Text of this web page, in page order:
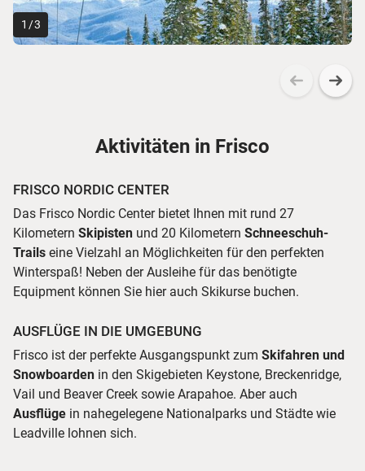
1 /3
Aktivitäten in Frisco
FRISCO NORDIC CENTER
Das Frisco Nordic Center bietet Ihnen mit rund 27
Kilometern Skipisten und 20 Kilometern Schneeschuh-
Trails eine Vielzahl an Möglichkeiten für den perfekten
Winterspaß! Neben der Ausleihe für das benötigte
Equipment können Sie hier auch Skikurse buchen.
AUSFLÜGE IN DIE UMGEBUNG
Frisco ist der perfekte Ausgangspunkt zum Skifahren und
Snowboarden in den Skigebieten Keystone, Breckenridge,
Vail und Beaver Creek sowie Arapahoe. Aber auch
Ausflüge in nahegelegene Nationalparks und Städte wie
Leadville lohnen sich.